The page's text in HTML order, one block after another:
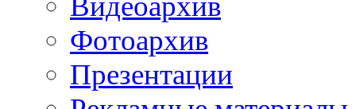
Фотоархив
Презентации